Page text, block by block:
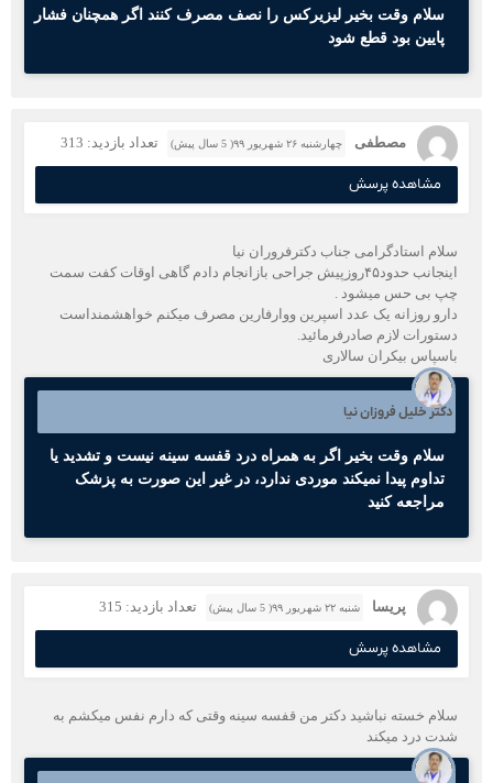
سلام وقت بخیر لیزیرکس را نصف مصرف کنند اگر همچنان فشار
پایین بود قطع شود
مصطفی چهارشنبه ۲۶ شهریور ۹۹( 5 سال پیش) تعداد بازدید: 313
مشاهده پرسش
سلام استادگرامی جناب دکترفروران نیا
اینجانب حدود۴۵روزپیش جراحی بازانجام دادم گاهی اوقات کفت سمت
چپ بی حس میشود .
دارو روزانه یک عدد اسپرین ووارفارین مصرف میکنم خواهشمنداست
دستورات لازم صادرفرمائید.
باسپاس بیکران سالاری
دکتر خلیل فروزان نیا
سلام وقت بخیر اگر به همراه درد قفسه سینه نیست و تشدید یا
تداوم پیدا نمیکند موردی ندارد، در غیر این صورت به پزشک
مراجعه کنید
پریسا شنبه ۲۲ شهریور ۹۹( 5 سال پیش) تعداد بازدید: 315
مشاهده پرسش
سلام خسته نباشید دکتر من قفسه سینه وقتی که دارم نفس میکشم به
شدت درد میکند